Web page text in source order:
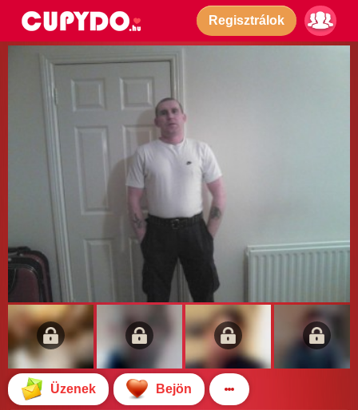
Regisztrálok
Üzenek Bejön